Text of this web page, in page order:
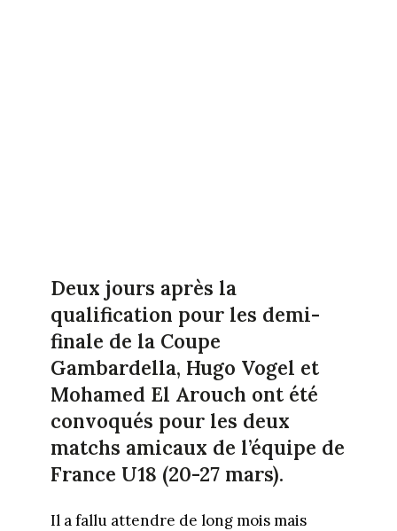
Deux jours après la
qualification pour les demi-
finale de la Coupe
Gambardella, Hugo Vogel et
Mohamed El Arouch ont été
convoqués pour les deux
matchs amicaux de l’équipe de
France U18 (20-27 mars).
Il a fallu attendre de long mois mais